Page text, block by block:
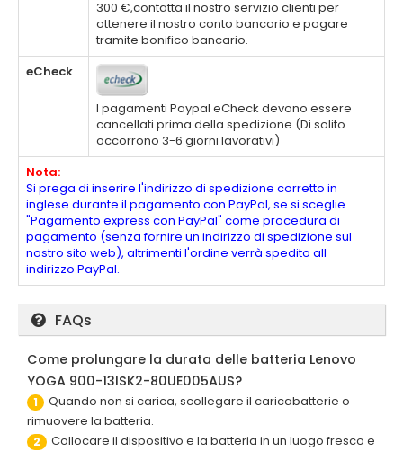
300 €,contatta il nostro servizio clienti per
ottenere il nostro conto bancario e pagare
tramite bonifico bancario.
eCheck
I pagamenti Paypal eCheck devono essere
cancellati prima della spedizione.(Di solito
occorrono 3-6 giorni lavorativi)
Nota:
Si prega di inserire l'indirizzo di spedizione corretto in
inglese durante il pagamento con PayPal, se si sceglie
"Pagamento express con PayPal" come procedura di
pagamento (senza fornire un indirizzo di spedizione sul
nostro sito web), altrimenti l'ordine verrà spedito all
indirizzo PayPal.
FAQs
Come prolungare la durata delle batteria Lenovo
YOGA 900-13ISK2-80UE005AUS?
1
Quando non si carica, scollegare il caricabatterie o
rimuovere la batteria.
2
Collocare il dispositivo e la batteria in un luogo fresco e